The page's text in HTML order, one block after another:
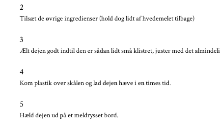
2
Tilsæt de øvrige ingredienser (hold dog lidt af hvedemelet tilbage)
3
Ælt dejen godt indtil den er sådan lidt små klistret, juster med det
4
Kom plastik over skålen og lad dejen hæve i en times tid.
5
Hæld dejen ud på et meldrysset bord.